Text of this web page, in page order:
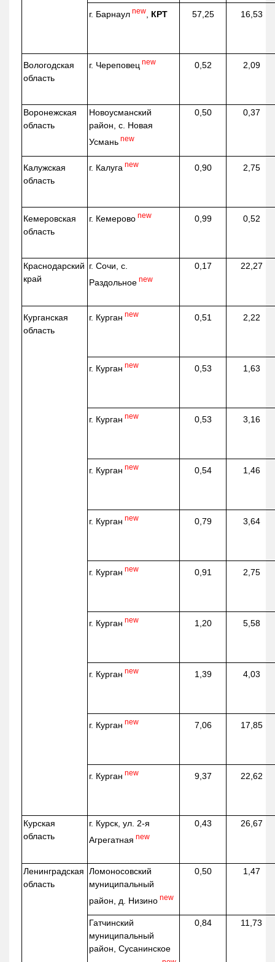
г. Барнаул new КРТ 57,25 16,53
Вологодская
область
г. Череповец new 0,52 2,09
Воронежская
область
Новоусманский
район, с. Новая
Усмань new
0,50 0,37
Калужская
область
г. Калуга new 0,90 2,75
Кемеровская
область
г. Кемерово new 0,99 0,52
Краснодарский
край
г. Сочи, с.
Раздольное new
0,17 22,27
Курганская
область
г. Курган new 0,51 2,22
г. Курган new 0,53 1,63
г. Курган new 0,53 3,16
г. Курган new 0,54 1,46
г. Курган new 0,79 3,64
г. Курган new 0,91 2,75
г. Курган new 1,20 5,58
г. Курган new 1,39 4,03
г. Курган new 7,06 17,85
г. Курган new 9,37 22,62
Курская
область
г. Курск, ул. 2-я
Агрегатная new
0,43 26,67
Ленинградская
область
Ломоносовский
муниципальный
район, д. Низино new
0,50 1,47
Гатчинский
муниципальный
район, Сусанинское
0,84 11,73